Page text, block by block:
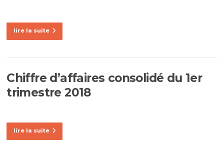
lire la suite
Chiffre d’affaires consolidé du 1er
trimestre 2018
lire la suite